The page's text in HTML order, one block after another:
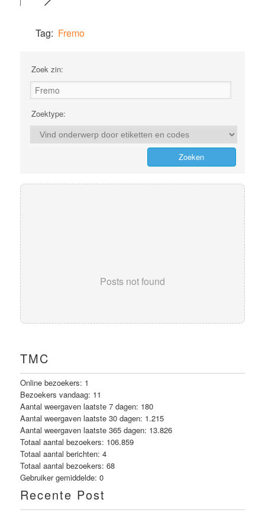
Tag: Fremo
Zoek zin:
Zoektype:
Posts not found
TMC
Online bezoekers: 1
Bezoekers vandaag: 11
Aantal weergaven laatste 7 dagen: 180
Aantal weergaven laatste 30 dagen: 1.215
Aantal weergaven laatste 365 dagen: 13.826
Totaal aantal bezoekers: 106.859
Totaal aantal berichten:4
Totaal aantal bezoekers:68
Gebruiker gemiddelde:0
Recente Post